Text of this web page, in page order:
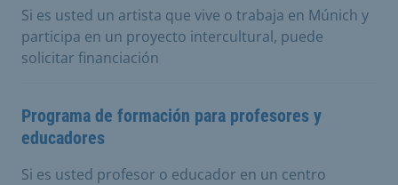
Si es usted un artista que vive o trabaja en Múnich y
participa en un proyecto intercultural, puede
solicitar financiación
Programa de formación para profesores y
educadores
Si es usted profesor o educador en un centro